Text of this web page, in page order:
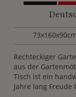
Rechteckiger
aus der
Tisch ist ein
Jahre lang